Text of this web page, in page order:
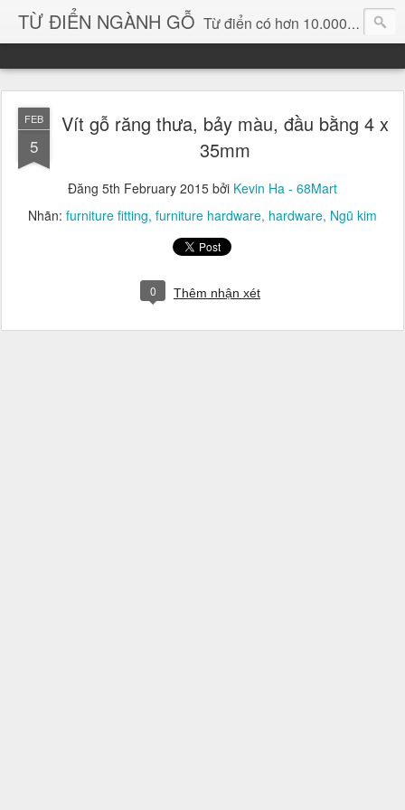
TỪ ĐIỂN NGÀNH GỖ Từ điển có hơn 10.000 từ chuyên ngành gỗ và hình ảnh, video, phần mềm chuyên ngành gỗ. chuyên dùng tìm kiếm, thông tin, vật liệu mới, sản phẩm, ý tưởng, thiết kế, sản xuất, thương mại ngành gỗ...
FEB
5
Vít gỗ răng thưa, bảy màu, đầu bằng 4 x
35mm
Đăng 5th February 2015 bởi Kevin Ha - 68Mart
Nhãn: furniture fitting furniture hardware hardware Ngũ kim
0 Thêm nhận xét